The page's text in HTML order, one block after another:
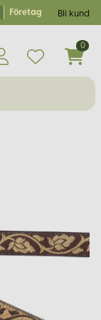
Företag Bli kund
0